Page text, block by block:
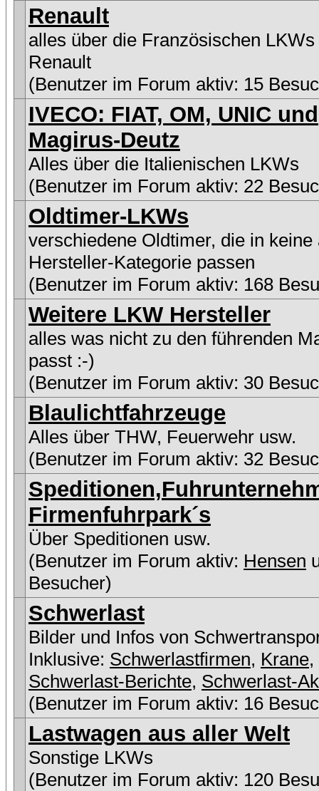
Renault
alles über die Französischen LKWs
Renault
(Benutzer im Forum aktiv: 15
IVECO: FIAT, OM, UNIC und
Magirus-Deutz
Alles über die Italienischen LKWs
(Benutzer im Forum aktiv: 22
Oldtimer-LKWs
verschiedene Oldtimer, die in keine
Hersteller-Kategorie passen
(Benutzer im Forum aktiv: 168
Weitere LKW Hersteller
alles was nicht zu den führenden
passt :-)
(Benutzer im Forum aktiv: 30
Blaulichtfahrzeuge
Alles über THW, Feuerwehr usw.
(Benutzer im Forum aktiv: 32
Firmenfuhrpark´s
Über Speditionen usw.
(Benutzer im Forum aktiv: Hensen
Besucher)
Schwerlast
Bilder und Infos von
Inklusive: Schwerlastfirmen, Krane,
Schwerlast-Berichte, Schwerlast-
(Benutzer im Forum aktiv: 16
Lastwagen aus aller Welt
Sonstige LKWs
(Benutzer im Forum aktiv: 120